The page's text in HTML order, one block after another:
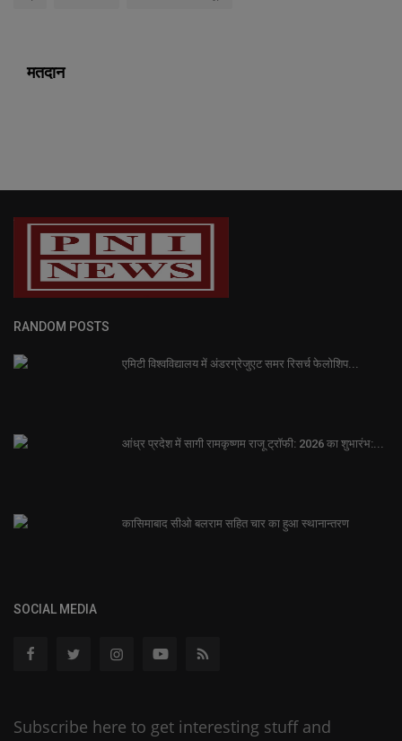
मतदान
RANDOM POSTS
एमिटी विश्वविद्यालय में अंडरग्रेजुएट समर रिसर्च फेलोशिप...
आंध्र प्रदेश में सागी रामकृष्णम राजू ट्रॉफी: 2026 का शुभारंभ:...
कासिमाबाद सीओ बलराम सहित चार का हुआ स्थानान्तरण
SOCIAL MEDIA
Subscribe here to get interesting stuff and